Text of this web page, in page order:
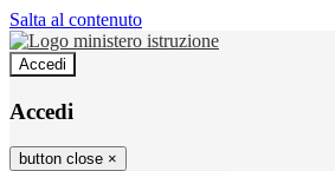
Salta al contenuto
Accedi
Accedi
button close ×